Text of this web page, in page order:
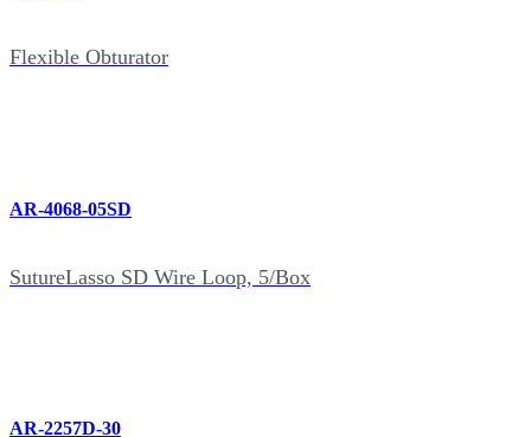
Flexible Obturator
AR-4068-05SD
SutureLasso SD Wire Loop, 5/Box
AR-2257D-30